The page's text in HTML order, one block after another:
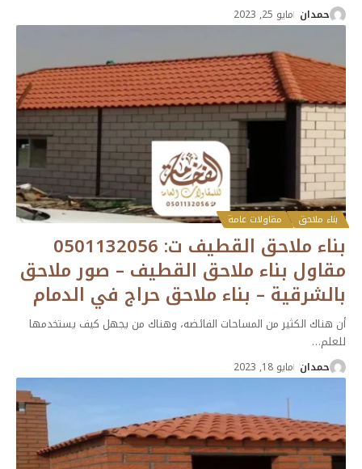
حمدان مايو 25, 2023
بناء ملاحق مقاولات عامة
بناء ملاحق القطيف ت: 0501132056
مقاول بناء ملاحق القطيف – صور ملاحق
بالشرقية – بناء ملاحق حراج في الدمام
أن هناك الكثير من المساحات الفائضه، وهناك من يجهل كيف يستخدمها
للعلم…
حمدان مايو 18, 2023